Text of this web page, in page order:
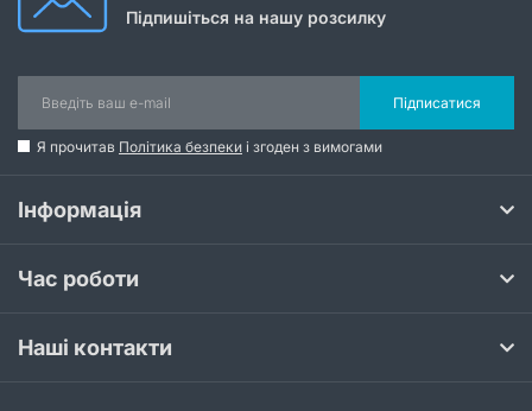
Підпишіться на нашу розсилку
Підписатися
Я прочитав Політика безпеки і згоден з вимогами
Інформація
Час роботи
Наші контакти